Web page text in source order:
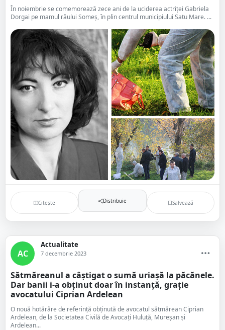
În noiembrie se comemorează zece ani de la uciderea actriței Gabriela
Dorgai pe mamul râului Someș, în plin centrul municipiului Satu Mare. ...
Citește Distribuie Salvează
AC
Actualitate
7 decembrie 2023
Sătmăreanul a câștigat o sumă uriașă la păcănele.
Dar banii i-a obținut doar în instanță, grație
avocatului Ciprian Ardelean
O nouă hotărâre de referință obținută de avocatul sătmărean Ciprian
Ardelean, de la Societatea Civilă de Avocați Huluță, Mureșan și
Ardelean...